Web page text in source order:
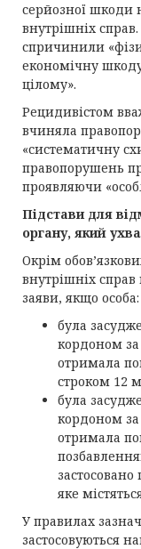
серйозної шкоди
внутрішніх
спричинили
економічну
цілому».
Рецидивістом
вчиняла
«систематичну
правопорушень
проявляючи
Підстави для
органу, який
Окрім
внутрішніх
заяви, якщо особа:
була
кордоном
отримала
строком 12
була
кордоном
отримала
яке
У правилах
застосовуються